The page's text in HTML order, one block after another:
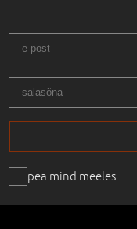
pea mind meeles
kahe muna ja
72.0 × 92.0 cmSaadavus:Ei
OKSJON: